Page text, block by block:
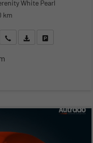
White Pearl
km
anfragen
Wir rufen Sie anFahrzeugexposé (PDF)